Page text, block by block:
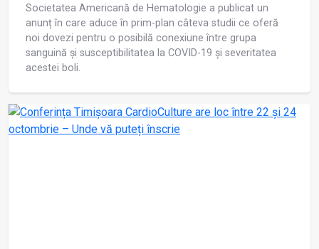
Societatea Americană de Hematologie a publicat un
anunț în care aduce în prim-plan câteva studii ce oferă
noi dovezi pentru o posibilă conexiune între grupa
sanguină și susceptibilitatea la COVID-19 și severitatea
acestei boli.